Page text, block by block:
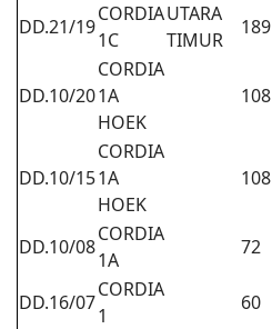
DD.21/19
CORDIA
1C
UTARA
TIMUR
189
DD.10/20
CORDIA
1A
HOEK
108
DD.10/15
CORDIA
1A
HOEK
108
DD.10/08
CORDIA
1A
72
DD.16/07
CORDIA
1
60